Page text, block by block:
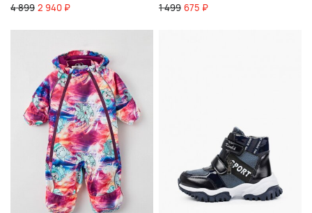
4 899 2 940 ₽ 1 499 675 ₽